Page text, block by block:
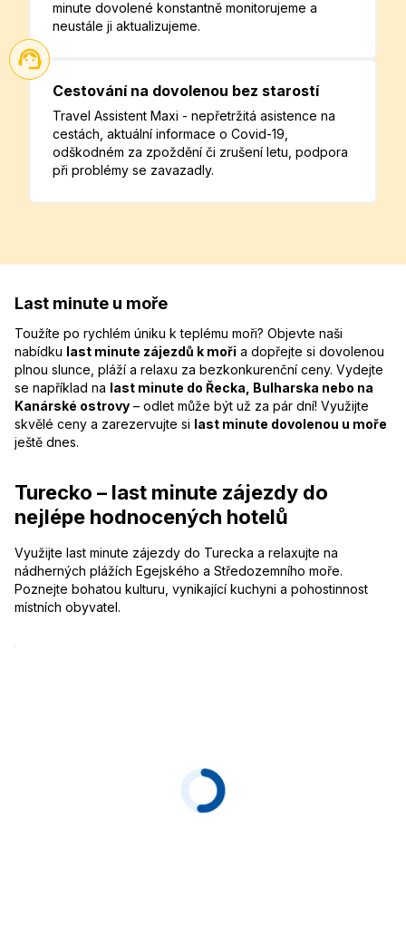
minute dovolené konstantně monitorujeme a
neustále ji aktualizujeme.
Cestování na dovolenou bez starostí
Travel Assistent Maxi - nepřetržitá asistence na
cestách, aktuální informace o Covid-19,
odškodném za zpoždění či zrušení letu, podpora
při problémy se zavazadly.
Last minute u moře
Toužíte po rychlém úniku k teplému moři? Objevte naši
nabídku last minute zájezdů k moři a dopřejte si dovolenou
plnou slunce, pláží a relaxu za bezkonkurenční ceny. Vydejte
se například na last minute do Řecka, Bulharska nebo na
Kanárské ostrovy – odlet může být už za pár dní! Využijte
skvělé ceny a zarezervujte si last minute dovolenou u moře
ještě dnes.
Turecko – last minute zájezdy do
nejlépe hodnocených hotelů
Využijte last minute zájezdy do Turecka a relaxujte na
nádherných plážích Egejského a Středozemního moře.
Poznejte bohatou kulturu, vynikající kuchyni a pohostinnost
místních obyvatel.